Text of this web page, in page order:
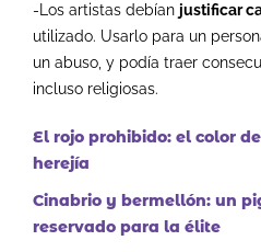
-Los artistas debían justificar
utilizado. Usarlo para un
un abuso, y podía traer
incluso religiosas.
El rojo prohibido: el color
herejía
Cinabrio y bermellón: un
reservado para la élite